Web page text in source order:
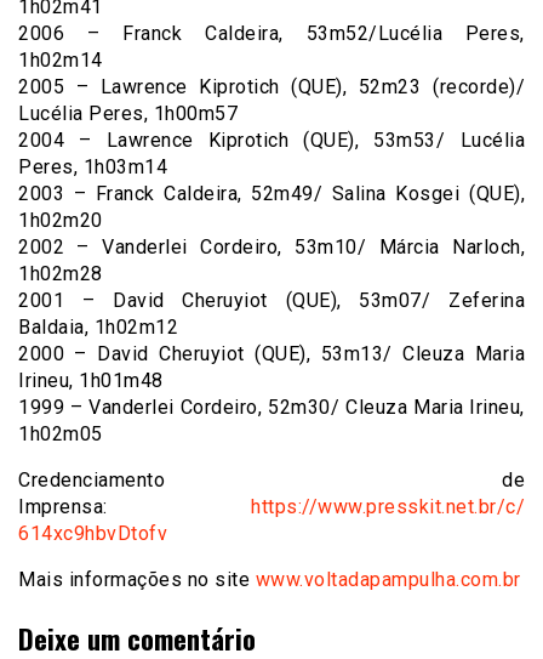
1h02m41
2006 – Franck Caldeira, 53m52/Lucélia Peres,
1h02m14
2005 – Lawrence Kiprotich (QUE), 52m23 (recorde)/
Lucélia Peres, 1h00m57
2004 – Lawrence Kiprotich (QUE), 53m53/ Lucélia
Peres, 1h03m14
2003 – Franck Caldeira, 52m49/ Salina Kosgei (QUE),
1h02m20
2002 – Vanderlei Cordeiro, 53m10/ Márcia Narloch,
1h02m28
2001 – David Cheruyiot (QUE), 53m07/ Zeferina
Baldaia, 1h02m12
2000 – David Cheruyiot (QUE), 53m13/ Cleuza Maria
Irineu, 1h01m48
1999 – Vanderlei Cordeiro, 52m30/ Cleuza Maria Irineu,
1h02m05
Credenciamento de
Imprensa: https://www.presskit.net.br/c/
614xc9hbvDtofv
Mais informações no site www.voltadapampulha.com.br
Deixe um comentário